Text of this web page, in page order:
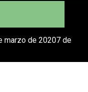
marzo de 20207 de